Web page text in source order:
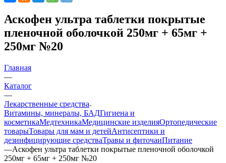
Аскофен ультра таблетки покрытые
пленочной оболочкой 250мг + 65мг +
250мг №20
Главная
—
Каталог
—
Лекарственные средства
Витамины, минералы, БАДГигиена и
косметикаМедтехникаМедицинские изделияОртопедические
товарыТовары для мам и детейАнтисептики и
дезинфицирующие средстваТравы и фиточаиПитание
—Аскофен ультра таблетки покрытые пленочной оболочкой
250мг + 65мг + 250мг №20